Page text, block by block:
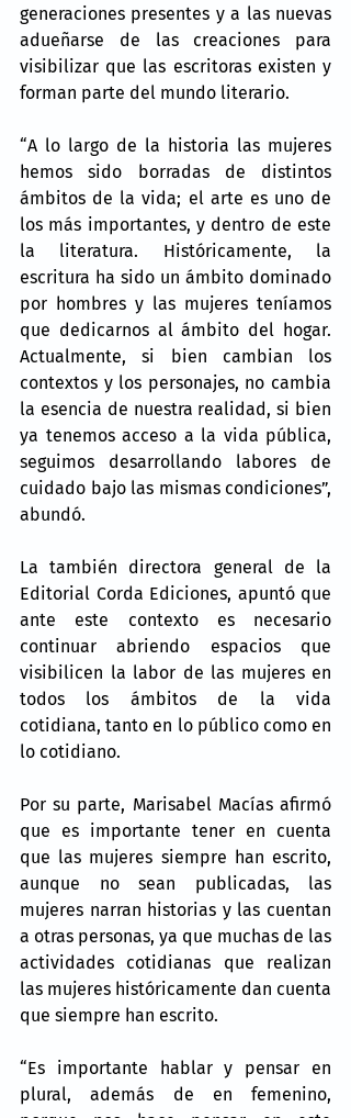
generaciones presentes y a las nuevas
adueñarse de las creaciones para
visibilizar que las escritoras existen y
forman parte del mundo literario.
“A lo largo de la historia las mujeres
hemos sido borradas de distintos
ámbitos de la vida; el arte es uno de
los más importantes, y dentro de este
la literatura. Históricamente, la
escritura ha sido un ámbito dominado
por hombres y las mujeres teníamos
que dedicarnos al ámbito del hogar.
Actualmente, si bien cambian los
contextos y los personajes, no cambia
la esencia de nuestra realidad, si bien
ya tenemos acceso a la vida pública,
seguimos desarrollando labores de
cuidado bajo las mismas condiciones”,
abundó.
La también directora general de la
Editorial Corda Ediciones, apuntó que
ante este contexto es necesario
continuar abriendo espacios que
visibilicen la labor de las mujeres en
todos los ámbitos de la vida
cotidiana, tanto en lo público como en
lo cotidiano.
Por su parte, Marisabel Macías afirmó
que es importante tener en cuenta
que las mujeres siempre han escrito,
aunque no sean publicadas, las
mujeres narran historias y las cuentan
a otras personas, ya que muchas de las
actividades cotidianas que realizan
las mujeres históricamente dan cuenta
que siempre han escrito.
“Es importante hablar y pensar en
plural, además de en femenino,